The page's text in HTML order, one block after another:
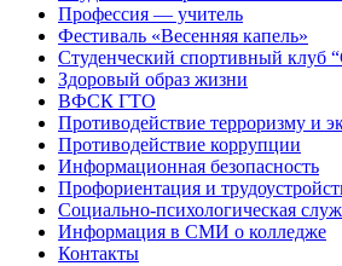
Профессия — учитель
Фестиваль «Весенняя капель»
Студенческий спортивный
Здоровый образ жизни
ВФСК ГТО
Противодействие терроризму и
Противодействие коррупции
Информационная безопасность
Профориентация и
Социально-психологическая
Информация в СМИ о колледже
Контакты